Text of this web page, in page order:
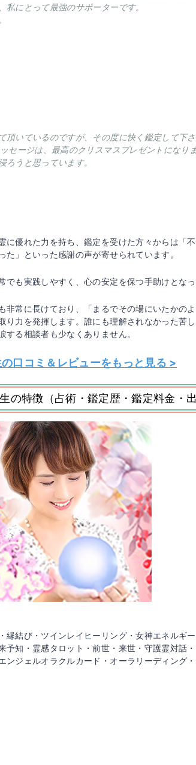
にとって最強のサポーターです。
いているのですが、その度に快く鑑定して下さ
セージは、最高のクリスマスプレゼントになりま
ろうと思っています。
に優れた力を持ち、鑑定を受けた方々からは「
」といった感謝の声が寄せられています。
も実践しやすく、心の安定を保つ手助けとなっ
非常に長けており、「まるでその場にいたかの
り力を発揮します。誰にも理解されなかった苦
する相談者も少なくありません。
口コミ＆レビューをもっと見る >
の特徴（占術・鑑定歴・鑑定料金・出
縁結び・ツインレイヒーリング・女神エネルギ
予知・霊感タロット・前世・来世・守護霊対話
ンジェルオラクルカード・オーラリーディング